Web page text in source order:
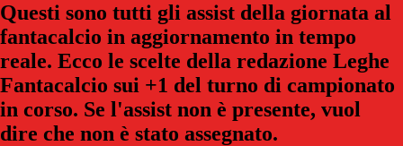
Questi sono tutti gli assist della giornata al
fantacalcio in aggiornamento in tempo
reale. Ecco le scelte della redazione Leghe
Fantacalcio sui +1 del turno di campionato
in corso. Se l'assist non è presente, vuol
dire che non è stato assegnato.